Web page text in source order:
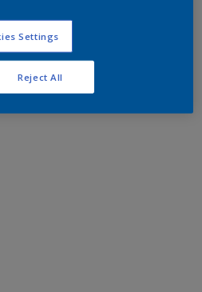
Settings
Reject All